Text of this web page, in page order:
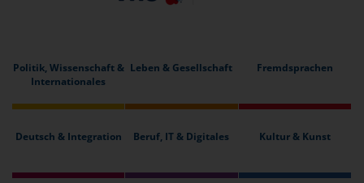
Politik, Wissenschaft &
Internationales
Leben & Gesellschaft Fremdsprachen
Deutsch & Integration Beruf, IT & Digitales Kultur & Kunst